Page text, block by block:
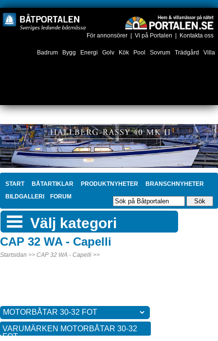
´
För annonsörer Vi på Portalen Kontakta oss
Badrum Bygg Energi Golv Kök Pool Sovrum Trädgård Villa
START BÅTARTIKLAR PRODUKTNYHETER
BRANSCHNYHETER
BILDGALLERI
FORUM
Välj kategori
CAP 32 WA - Capelli
Startsidan >> CAP 32 WA - Capelli >>
VARUMÄRKEN MOTORBÅTAR 30-32
FOT